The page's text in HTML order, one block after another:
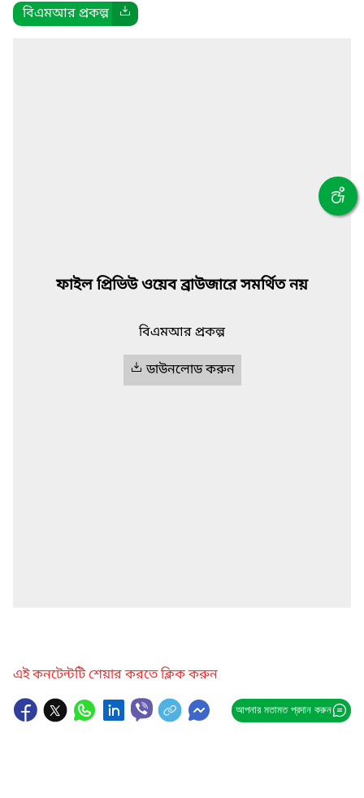
বিএমআর প্রকল্প
ফাইল প্রিভিউ ওয়েব ব্রাউজারে সমর্থিত নয়
বিএমআর প্রকল্প
ডাউনলোড করুন
এই কনটেন্টটি শেয়ার করতে ক্লিক করুন
আপনার মতামত প্রদান করুন